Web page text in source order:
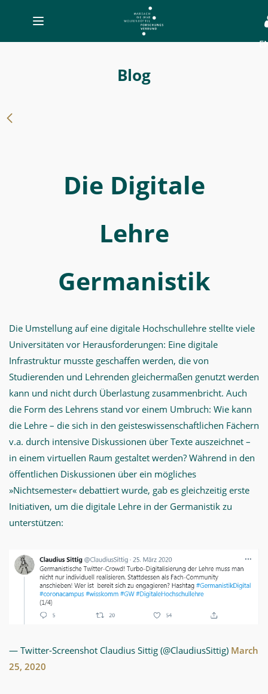
Toggle
navigation
Germanistik
Forschung
Blog
Die Digitale
Lehre
Germanistik
Die Umstellung auf eine digitale Hochschullehre stellte viele
Universitäten vor Herausforderungen: Eine digitale
Infrastruktur musste geschaffen werden, die von
Studierenden und Lehrenden gleichermaßen genutzt werden
kann und nicht durch Überlastung zusammenbricht. Auch
die Form des Lehrens stand vor einem Umbruch: Wie kann
die Lehre – die sich in den geisteswissenschaftlichen Fächern
v.a. durch intensive Diskussionen über Texte auszeichnet –
in einem virtuellen Raum gestaltet werden? Während in den
öffentlichen Diskussionen über ein mögliches
»Nichtsemester« debattiert wurde, gab es gleichzeitig erste
Initiativen, um die digitale Lehre in der Germanistik zu
unterstützen:
— Twitter-Screenshot Claudius Sittig (@ClaudiusSittig) March
25, 2020